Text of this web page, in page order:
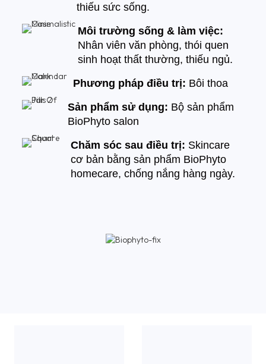
thiếu sức sống.
Môi trường sống & làm việc:
Nhân viên văn phòng, thói quen
sinh hoạt thất thường, thiếu ngủ.
Phương pháp điều trị: Bôi thoa
Sản phẩm sử dụng: Bộ sản phẩm
BioPhyto salon
Chăm sóc sau điều trị: Skincare
cơ bản bằng sản phẩm BioPhyto
homecare, chống nắng hàng ngày.